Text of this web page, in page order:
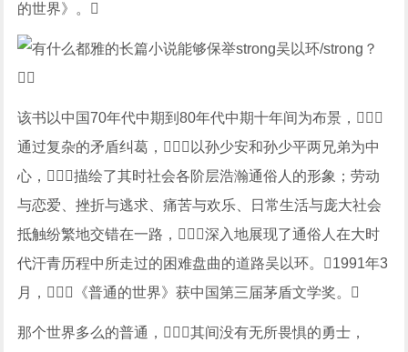
的世界》。
该书以中国70年代中期到80年代中期十年间为布景，
通过复杂的矛盾纠葛，以孙少安和孙少平两兄弟为中
心，描绘了其时社会各阶层浩瀚通俗人的形象；劳动
与恋爱、挫折与逃求、痛苦与欢乐、日常生活与庞大社会
抵触纷繁地交错在一路，深入地展现了通俗人在大时
代汗青历程中所走过的困难盘曲的道路吴以环。1991年3
月，《普通的世界》获中国第三届茅盾文学奖。
那个世界多么的普通，其间没有无所畏惧的勇士，